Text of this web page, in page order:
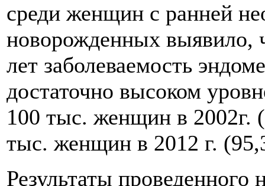
среди женщин с ранней
новорожденных выявило,
лет заболеваемость
достаточно высоком
100 тыс. женщин в 2002г.
тыс. женщин в 2012 г.
Результаты